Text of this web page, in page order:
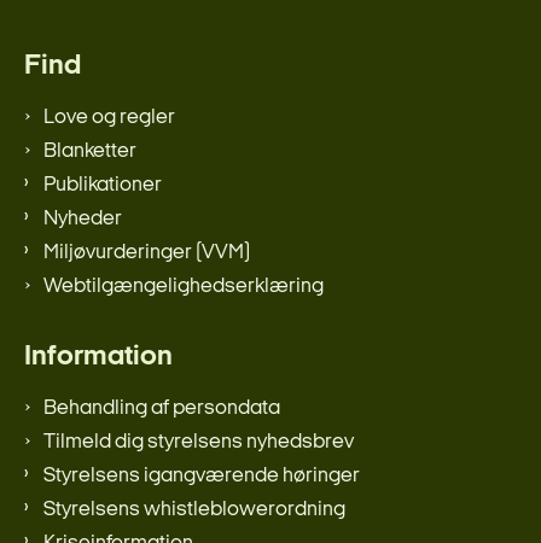
Find
Love og regler
Blanketter
Publikationer
Nyheder
Miljøvurderinger (VVM)
Webtilgængelighedserklæring
Information
Behandling af persondata
Tilmeld dig styrelsens nyhedsbrev
Styrelsens igangværende høringer
Styrelsens whistleblowerordning